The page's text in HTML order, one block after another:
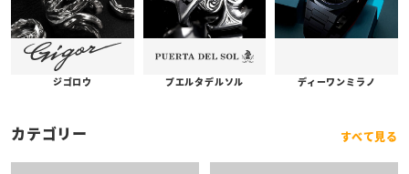
ジゴロウ プエルタデルソル ディーワンミラノ
カテゴリー すべて見る